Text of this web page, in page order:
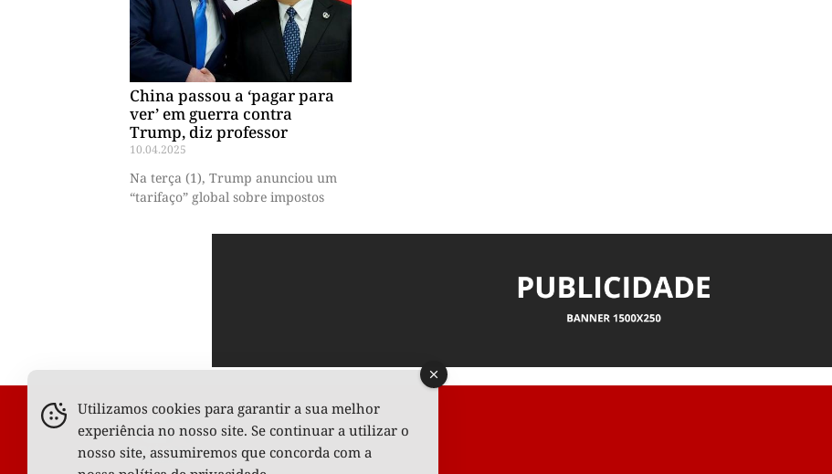
China passou a ‘pagar para
ver’ em guerra contra
Trump, diz professor
10.04.2025
Na terça (1), Trump anunciou um
“tarifaço” global sobre impostos
Utilizamos cookies para garantir a sua melhor
experiência no nosso site. Se continuar a utilizar o
nosso site, assumiremos que concorda com a